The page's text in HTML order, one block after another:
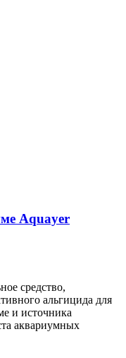
Aquayer
средство,
альгицида для
и источника
аквариумных